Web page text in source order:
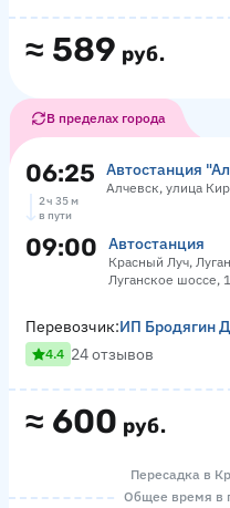
≈ 589 руб.
В пределах города
06:25 Автостанция
Алчевск, улица
2 ч 35 м
в пути
09:00 Автостанция
Красный Луч,
Луганское шоссе,
≈ 600 руб.
Перевозчик:ИП Бродягин
4.4 24 отзывов
Пересадка в
Общее время в